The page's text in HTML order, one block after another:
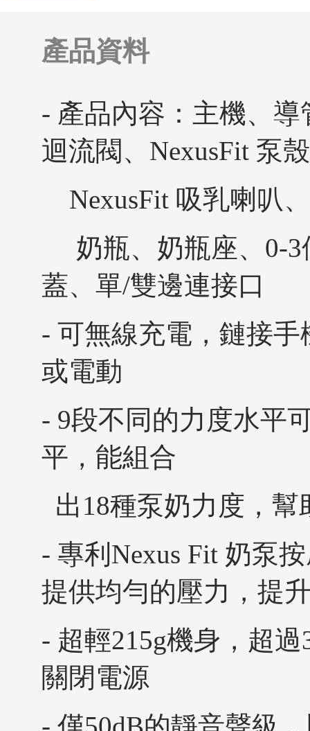
產品資料
- 產品內容：主機、導
迴流閥、NexusFit 泵
NexusFit 吸乳喇叭
奶瓶、奶瓶座、0-3
蓋、單/雙邊連接口
- 可無線充電，鏈接
或電動
- 9段不同的力度水平
平，能組合
出18種泵奶力度，
- 專利Nexus Fit 奶泵
提供均勻的壓力，提
- 超輕215g機身，超
關閉電源